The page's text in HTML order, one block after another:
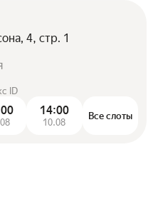
4, стр. 1
ID
14:00
10.08
Все слоты